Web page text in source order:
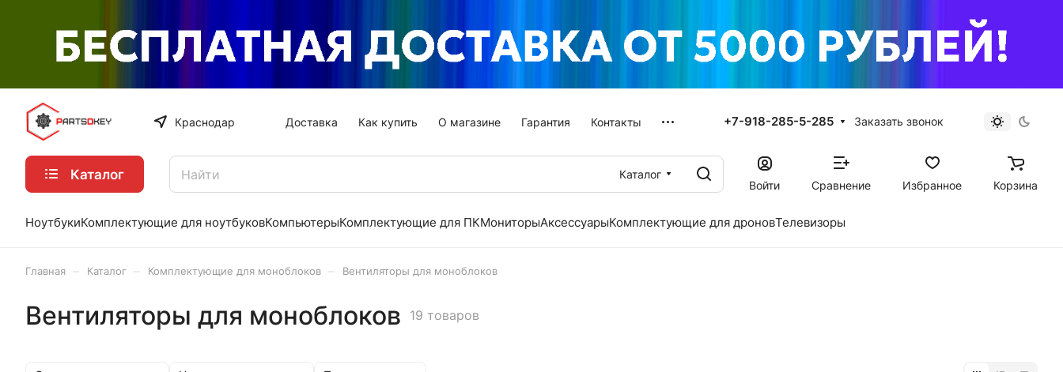
Краснодар Доставка Как купить О магазине Гарантия Контакты +7-918-285-5-285 Заказать звонок
Каталог
Каталог
Войти
Сравнение Избранное Корзина
НоутбукиКомплектующие для ноутбуковКомпьютерыКомплектующие для ПКМониторыАксессуарыКомплектующие для дроновТелевизоры
Главная Каталог Комплектующие для моноблоков Вентиляторы для моноблоков
Вентиляторы для моноблоков 19 товаров